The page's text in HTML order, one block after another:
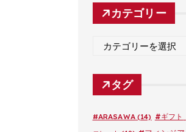
カ
イ
カテゴリー
ゴ
リ
タグ
#ARASAWA(14) #ギフト